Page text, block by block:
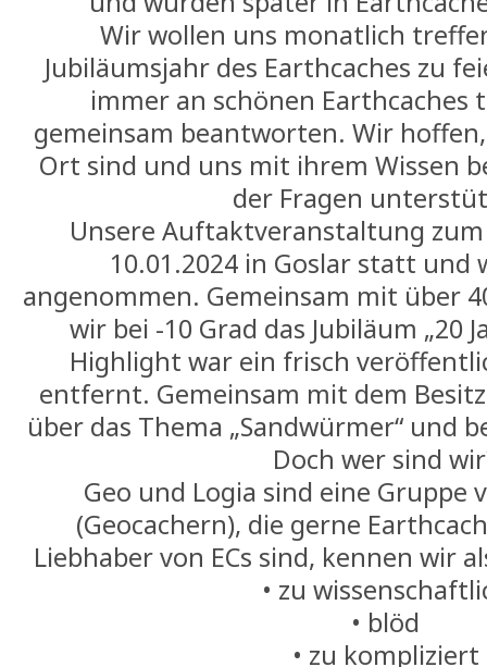
Wir wollen uns monatlich
Jubiläumsjahr des Earthcaches zu
immer an schönen Earthcaches
gemeinsam beantworten. Wir
Ort sind und uns mit ihrem Wissen
der Fragen
Unsere Auftaktveranstaltung
10.01.2024 in Goslar statt und
angenommen. Gemeinsam mit über
wir bei -10 Grad das Jubiläum „20
Highlight war ein frisch
entfernt. Gemeinsam mit dem
über das Thema „Sandwürmer“ und
Doch wer sind
Geo und Logia sind eine Gruppe
(Geocachern), die gerne
Liebhaber von ECs sind, kennen wir
•⁠ ⁠zu
•⁠ ⁠blöd
•⁠ ⁠zu kompliziert